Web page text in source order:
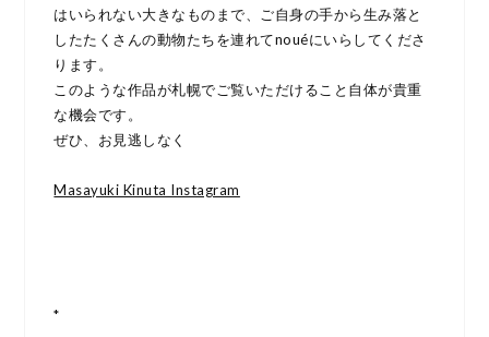
はいられない大きなものまで、ご自身の手から生み落と
したたくさんの動物たちを連れてnouéにいらしてくださ
ります。
このような作品が札幌でご覧いただけること自体が貴重
な機会です。
ぜひ、お見逃しなく
Masayuki Kinuta Instagram
*